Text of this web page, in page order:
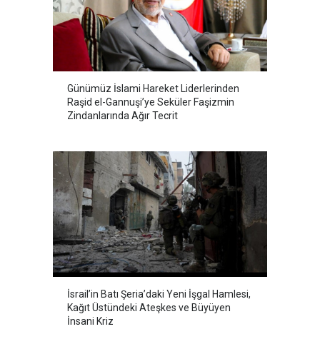
Günümüz İslami Hareket Liderlerinden
Raşid el-Gannuşi’ye Seküler Faşizmin
Zindanlarında Ağır Tecrit
İsrail’in Batı Şeria’daki Yeni İşgal Hamlesi,
Kağıt Üstündeki Ateşkes ve Büyüyen
İnsani Kriz